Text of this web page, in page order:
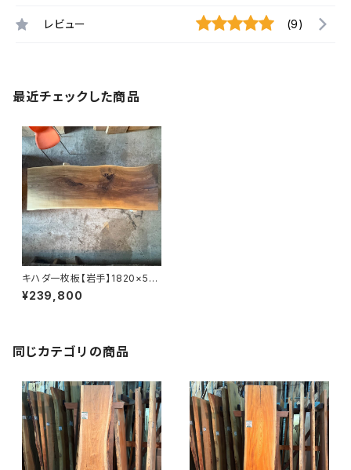
レビュー (9)
最近チェックした商品
キハダ一枚板【岩手】1820×57
0~650×45㎜【オイル塗装 仕
上げ済み】
¥239,800
同じカテゴリの商品